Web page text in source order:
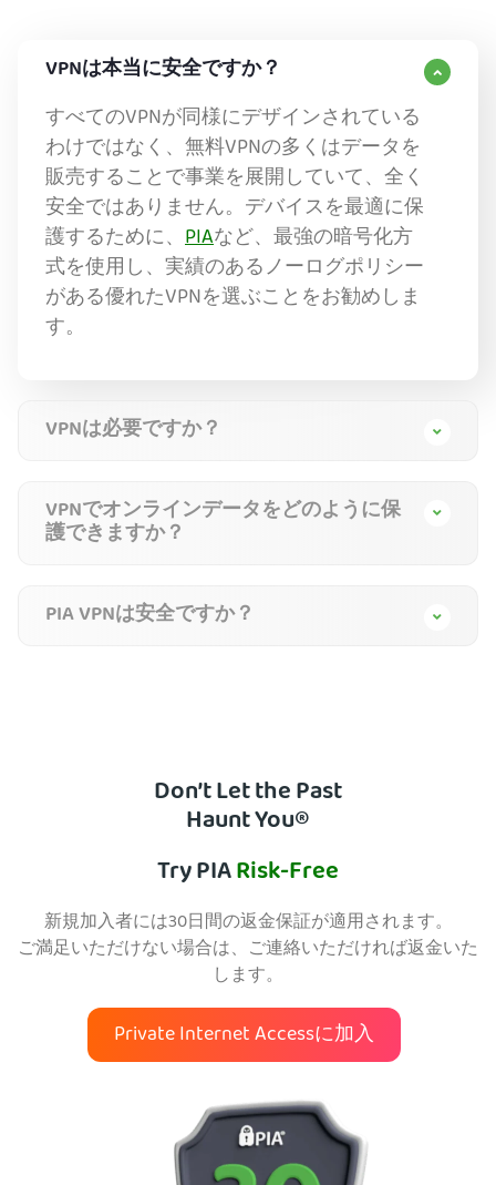
VPNは本当に安全ですか？
すべてのVPNが同様にデザインされている
わけではなく、無料VPNの多くはデータを
販売することで事業を展開していて、全く
安全ではありません。デバイスを最適に保
護するために、 PIAなど、最強の暗号化方
式を使用し、実績のあるノーログポリシー
がある優れたVPNを選ぶことをお勧めしま
す。
VPNは必要ですか？
VPNでオンラインデータをどのように保
護できますか？
PIA VPNは安全ですか？
Don’t Let the Past
Haunt You®
Try PIARisk-Free
新規加入者には30日間の返金保証が適用されます。
ご満足いただけない場合は、ご連絡いただければ返金いた
します。
Private Internet Accessに加入